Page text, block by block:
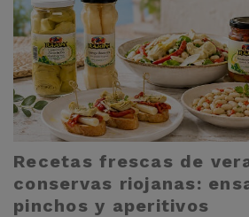
Recetas frescas de
conservas riojanas:
pinchos y aperitivos